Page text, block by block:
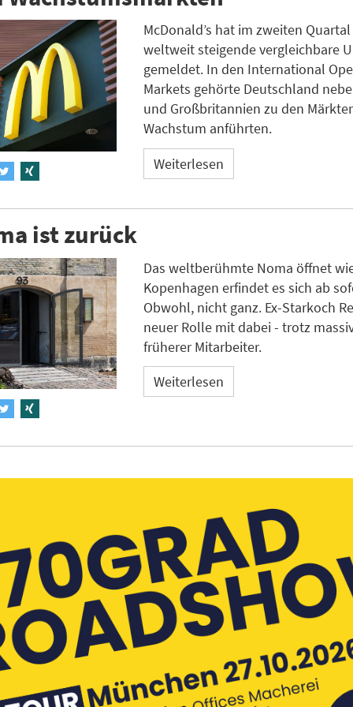
McDonald’s hat im zweiten
weltweit steigende vergleichbare
gemeldet. In den International
Markets gehörte Deutschland
und Großbritannien zu den
Wachstum anführten.
Weiterlesen
ist zurück
Das weltberühmte Noma öffnet
Kopenhagen erfindet es sich ab
Obwohl, nicht ganz. Ex-Starkoch
neuer Rolle mit dabei - trotz
früherer Mitarbeiter.
Weiterlesen